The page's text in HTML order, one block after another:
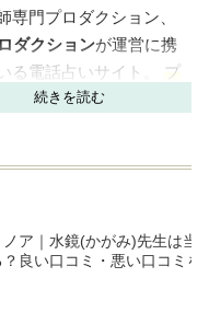
専門プロダクション、
ダクションが運営に携
る電話占いサイト。
プ
ョン所属占い師の中で
る占い師が多数在籍
220円～と比較的リーズ
がら、『的中率が高
ノア｜水鏡(かがみ)先生は当
？良い口コミ・悪い口コミを